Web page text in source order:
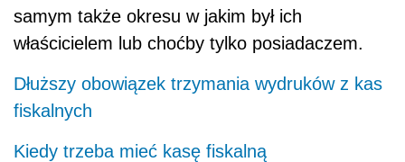
samym także okresu w jakim był ich
właścicielem lub choćby tylko posiadaczem.
Dłuższy obowiązek trzymania wydruków z kas
fiskalnych
Kiedy trzeba mieć kasę fiskalną